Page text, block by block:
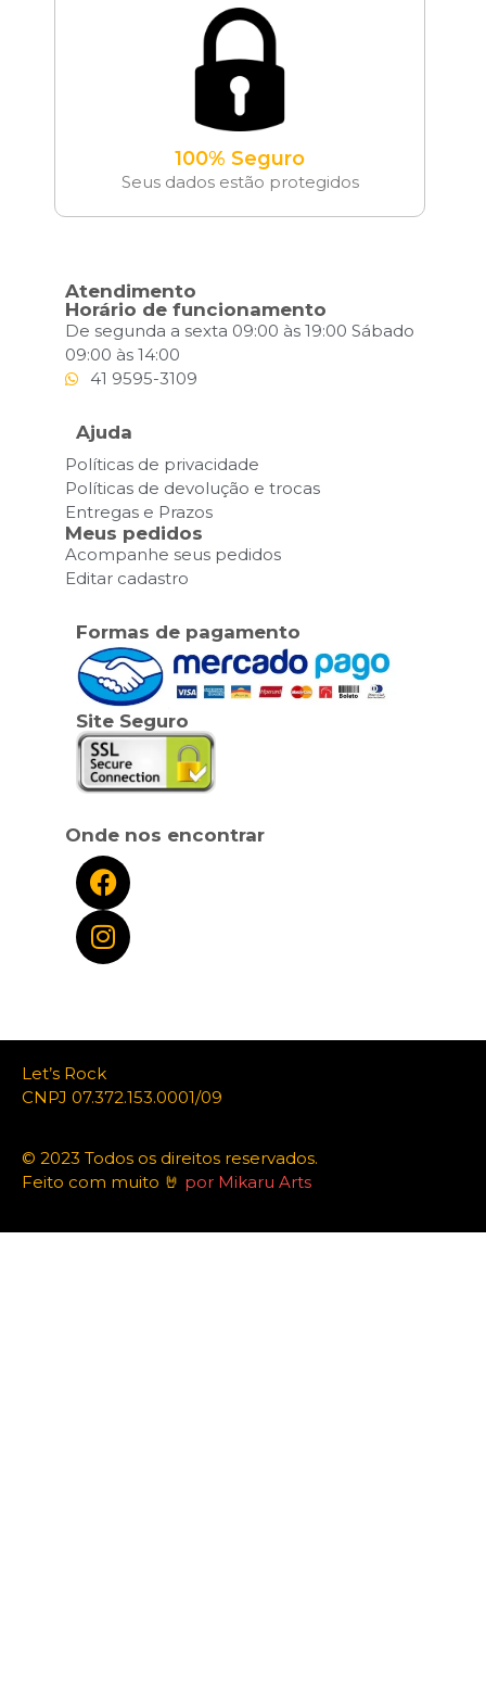
100% Seguro
Seus dados estão protegidos
Atendimento
Horário de funcionamento
De segunda a sexta 09:00 às 19:00 Sábado
09:00 às 14:00
41 9595-3109
Ajuda
Políticas de privacidade
Políticas de devolução e trocas
Entregas e Prazos
Meus pedidos
Acompanhe seus pedidos
Editar cadastro
Formas de pagamento
Site Seguro
Onde nos encontrar
Let’s Rock
CNPJ 07.372.153.0001/09
© 2023 Todos os direitos reservados.
Feito com muito 🤘 por Mikaru Arts